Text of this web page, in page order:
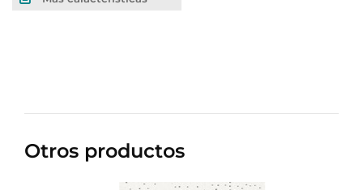
Otros productos